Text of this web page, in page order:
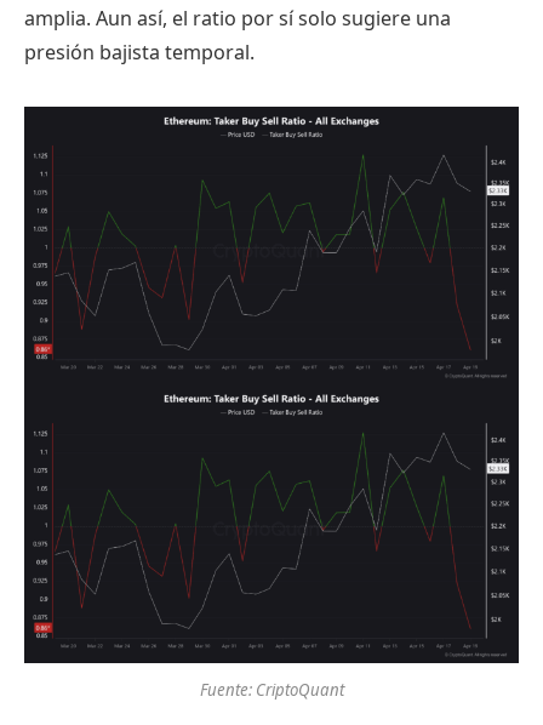
amplia. Aun así, el ratio por sí solo sugiere una
presión bajista temporal.
Fuente: CriptoQuant